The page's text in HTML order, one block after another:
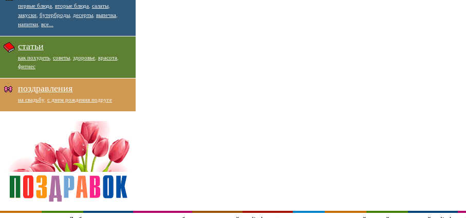
первые блюда вторые блюда салаты
закуски бутерброды десерты выпечка
напитки все...
статьи
как похудеть советы здоровье красота
фитнес
поздравления
на свадьбу, с днем рождения подруге